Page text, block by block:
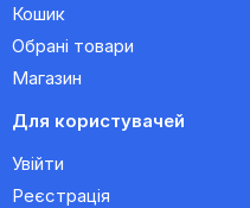
Кошик
Обрані товари
Магазин
Для користувачей
Увійти
Реєстрація